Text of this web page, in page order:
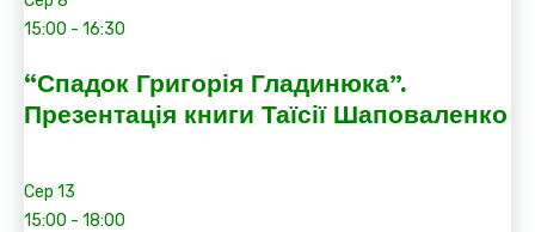
15:00 - 16:30
“Спадок Григорія Гладинюка”.
Презентація книги Таїсії Шаповаленко
Сер 13
15:00 - 18:00